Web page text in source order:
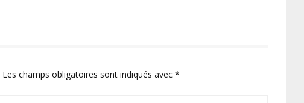
Les champs obligatoires sont indiqués avec *